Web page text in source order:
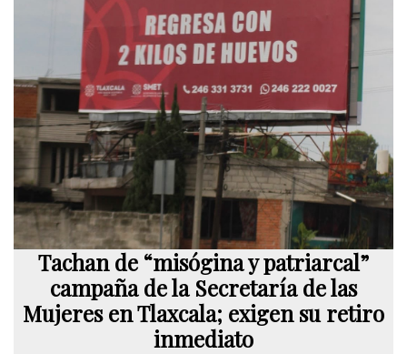
Tachan de “misógina y patriarcal”
campaña de la Secretaría de las
Mujeres en Tlaxcala; exigen su retiro
inmediato